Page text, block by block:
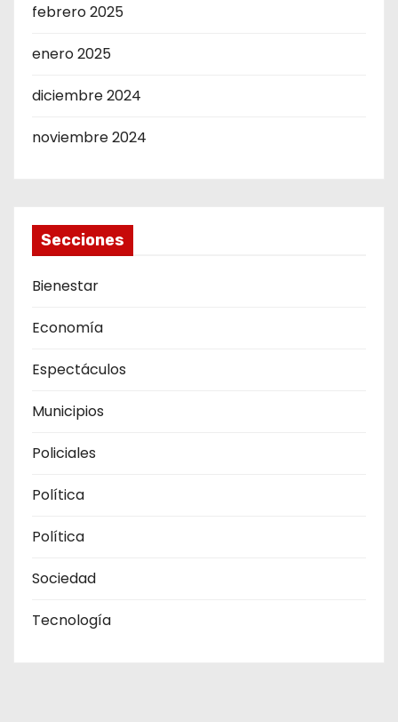
febrero 2025
enero 2025
diciembre 2024
noviembre 2024
Secciones
Bienestar
Economía
Espectáculos
Municipios
Policiales
Política
Política
Sociedad
Tecnología